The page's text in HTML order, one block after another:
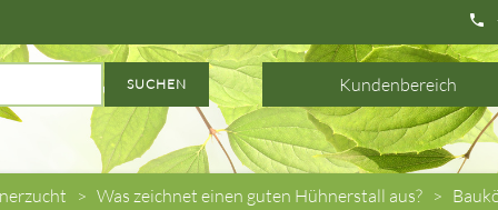
phone
SUCHEN Kundenbereich
Was zeichnet einen guten Hühnerstall aus?